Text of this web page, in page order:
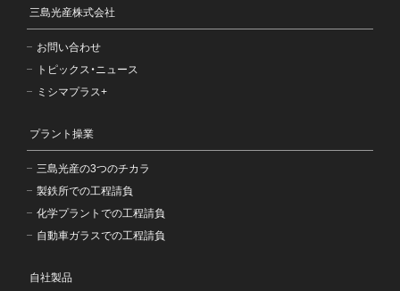
三島光産株式会社
お問い合わせ
トピックス・ニュース
ミシマプラス+
プラント操業
三島光産の3つのチカラ
製鉄所での工程請負
化学プラントでの工程請負
自動車ガラスでの工程請負
自社製品